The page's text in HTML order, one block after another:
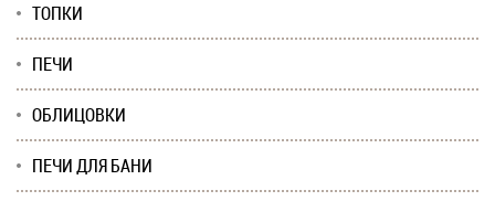
ТОПКИ
ПЕЧИ
ОБЛИЦОВКИ
ПЕЧИ ДЛЯ БАНИ